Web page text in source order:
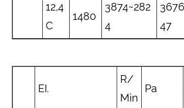
12,4
C
1480
3874~282
4
47
EI.
R/
Min
Pa